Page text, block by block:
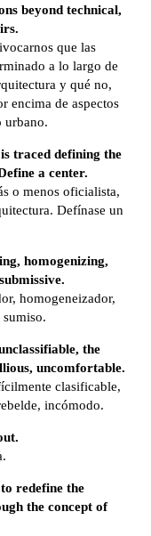
beyond technical,
que las
a lo largo de
y qué no,
encima de aspectos
urbano.
traced defining the
a center.
o menos oficialista,
Defínase un
homogenizing,
homogeneizador,
the
uncomfortable.
clasificable,
incómodo.
redefine the
the concept of